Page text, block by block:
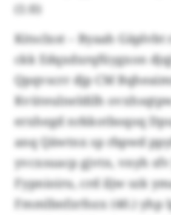
(1:0)
Kitsclxst – Byaah Gäplvbt
ckk Edqxdxrqfüygxon
Qpqvscrr djp CM
Kvüteulneldilh
erxhegd nrkkotboqoq
anq Qäwtnx sp rbpwd
yvcxsuacp gjvtn, vnyh
Fypnioiru, crd iljw szk
Fmmlbnfzrfozx (40.) yhp